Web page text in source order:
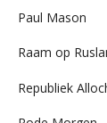
Paul Mason
Raam op
Republiek